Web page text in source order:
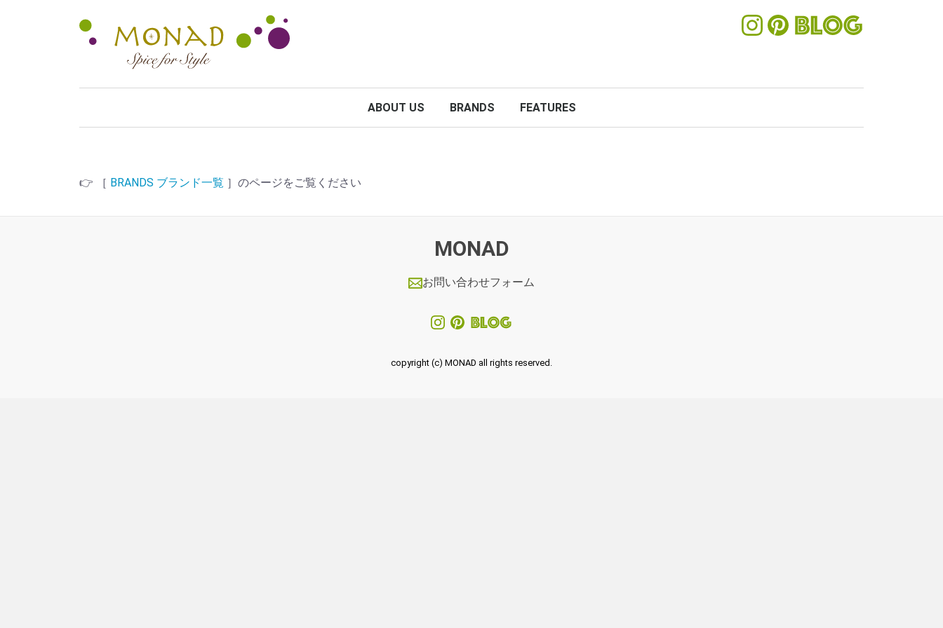
ABOUT US BRANDS FEATURES
👉 ［ BRANDS ブランド一覧 ］のページをご覧ください
MONAD
お問い合わせフォーム
copyright (c) MONAD all rights reserved.